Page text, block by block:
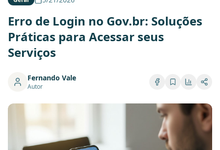
Erro de Login no Gov.br: Soluções
Práticas para Acessar seus
Serviços
Fernando Vale
Autor